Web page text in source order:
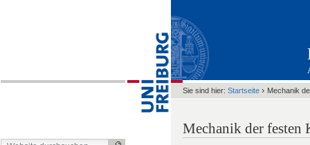
Sie sind hier: Startseite › Mechanik
Mechanik der festen